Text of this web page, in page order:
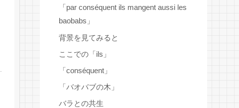
「par conséquent ils mangent aussi les
baobabs」
背景を見てみると
ここでの「ils」
「conséquent」
「バオバブの木」
バラとの共生